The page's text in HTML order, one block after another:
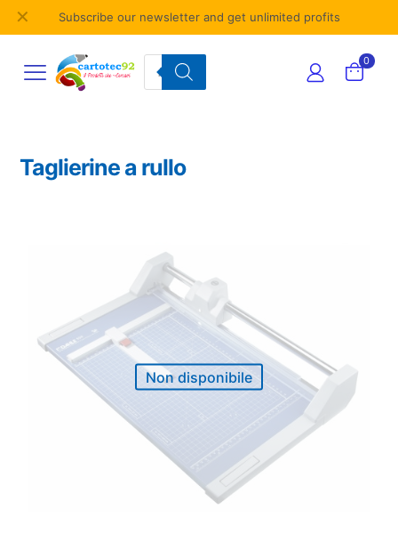
Subscribe our newsletter and get unlimited profits
✕
Products
search
0
Taglierine a rullo
Non disponibile